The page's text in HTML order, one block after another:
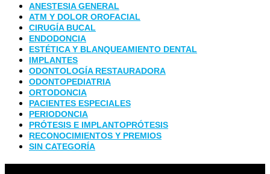
ANESTESIA GENERAL
ATM Y DOLOR OROFACIAL
CIRUGÍA BUCAL
ENDODONCIA
ESTÉTICA Y BLANQUEAMIENTO DENTAL
IMPLANTES
ODONTOLOGÍA RESTAURADORA
ODONTOPEDIATRIA
ORTODONCIA
PACIENTES ESPECIALES
PERIODONCIA
PRÓTESIS E IMPLANTOPRÓTESIS
RECONOCIMIENTOS Y PREMIOS
SIN CATEGORÍA